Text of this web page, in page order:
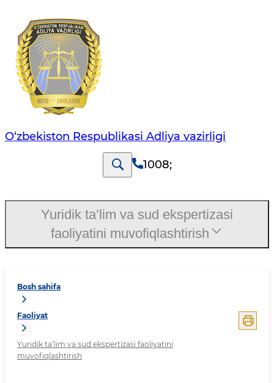
O‘zbekiston Respublikasi Adliya vazirligi
1008;
Bosh sahifa
Faoliyat
Yuridik ta’lim va sud ekspertizasi faoliyatini
muvofiqlashtirish
Yuridik ta’lim va sud ekspertizasi
faoliyatini muvofiqlashtirish